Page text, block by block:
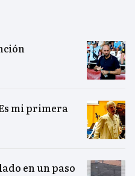
mi primera
en un paso